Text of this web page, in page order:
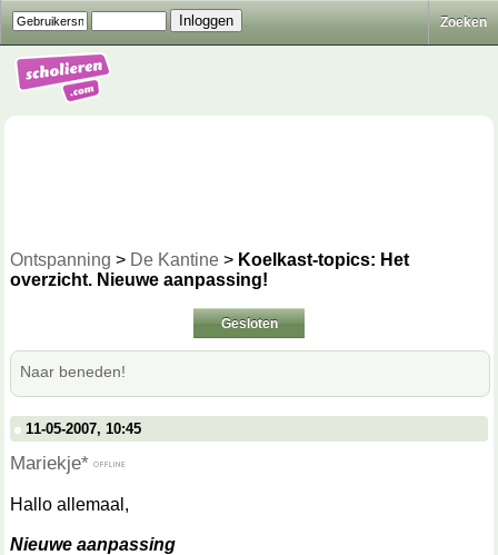
Zoeken
Ontspanning > De Kantine > Koelkast-topics: Het
overzicht. Nieuwe aanpassing!
Gesloten
Naar beneden!
11-05-2007, 10:45
Mariekje*
Hallo allemaal,
Nieuwe aanpassing